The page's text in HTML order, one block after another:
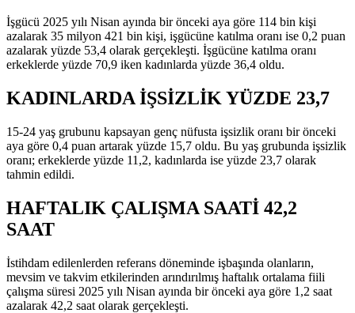
İşgücü 2025 yılı Nisan ayında bir önceki aya göre 114 bin kişi
azalarak 35 milyon 421 bin kişi, işgücüne katılma oranı ise 0,2 puan
azalarak yüzde 53,4 olarak gerçekleşti. İşgücüne katılma oranı
erkeklerde yüzde 70,9 iken kadınlarda yüzde 36,4 oldu.
KADINLARDA İŞSİZLİK YÜZDE 23,7
15-24 yaş grubunu kapsayan genç nüfusta işsizlik oranı bir önceki
aya göre 0,4 puan artarak yüzde 15,7 oldu. Bu yaş grubunda işsizlik
oranı; erkeklerde yüzde 11,2, kadınlarda ise yüzde 23,7 olarak
tahmin edildi.
HAFTALIK ÇALIŞMA SAATİ 42,2
SAAT
İstihdam edilenlerden referans döneminde işbaşında olanların,
mevsim ve takvim etkilerinden arındırılmış haftalık ortalama fiili
çalışma süresi 2025 yılı Nisan ayında bir önceki aya göre 1,2 saat
azalarak 42,2 saat olarak gerçekleşti.